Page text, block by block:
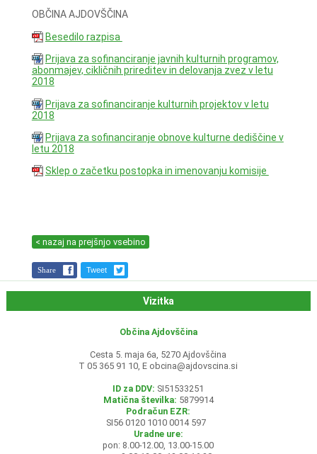
OBČINA AJDOVŠČINA
Besedilo razpisa
Prijava za sofinanciranje javnih kulturnih programov,
abonmajev, cikličnih prireditev in delovanja zvez v letu
2018
Prijava za sofinanciranje kulturnih projektov v letu
2018
Prijava za sofinanciranje obnove kulturne dediščine v
letu 2018
Sklep o začetku postopka in imenovanju komisije
< nazaj na prejšnjo vsebino
Share Tweet
Vizitka
Občina Ajdovščina
Cesta 5. maja 6a, 5270 Ajdovščina
T 05 365 91 10, E obcina@ajdovscina.si
ID za DDV: SI51533251
Matična številka: 5879914
Podračun EZR:
SI56 0120 1010 0014 597
Uradne ure:
pon: 8.00-12.00, 13.00-15.00